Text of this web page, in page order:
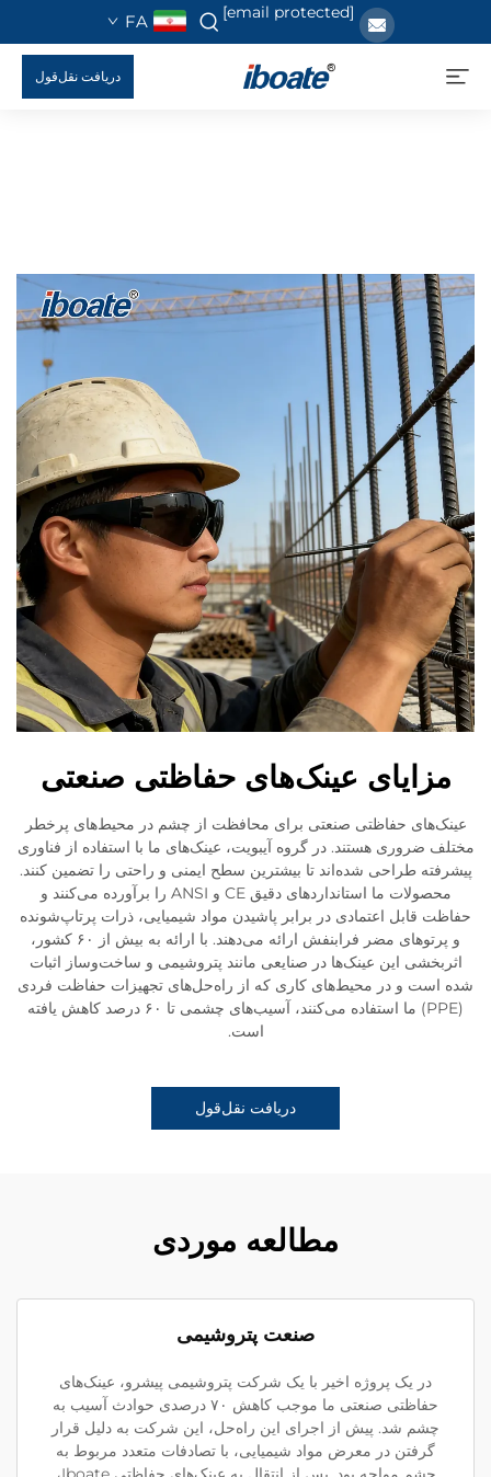
[email protected]
FA
دریافت نقل‌قول
مزایای عینک‌های حفاظتی صنعتی
عینک‌های حفاظتی صنعتی برای محافظت از چشم در محیط‌های پرخطر
مختلف ضروری هستند. در گروه آیبویت، عینک‌های ما با استفاده از فناوری
پیشرفته طراحی شده‌اند تا بیشترین سطح ایمنی و راحتی را تضمین کنند.
محصولات ما استانداردهای دقیق CE و ANSI را برآورده می‌کنند و
حفاظت قابل اعتمادی در برابر پاشیدن مواد شیمیایی، ذرات پرتاپ‌شونده
و پرتوهای مضر فرابنفش ارائه می‌دهند. با ارائه به بیش از ۶۰ کشور،
اثربخشی این عینک‌ها در صنایعی مانند پتروشیمی و ساخت‌وساز اثبات
شده است و در محیط‌های کاری که از راه‌حل‌های تجهیزات حفاظت فردی
(PPE) ما استفاده می‌کنند، آسیب‌های چشمی تا ۶۰ درصد کاهش یافته
است.
دریافت نقل‌قول
مطالعه موردی
صنعت پتروشیمی
در یک پروژه اخیر با یک شرکت پتروشیمی پیشرو، عینک‌های
حفاظتی صنعتی ما موجب کاهش ۷۰ درصدی حوادث آسیب به
چشم شد. پیش از اجرای این راه‌حل، این شرکت به دلیل قرار
گرفتن در معرض مواد شیمیایی، با تصادفات متعدد مربوط به